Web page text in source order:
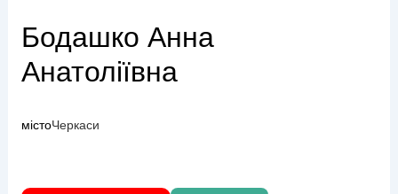
Бодашко Анна
Анатоліївна
містоЧеркаси